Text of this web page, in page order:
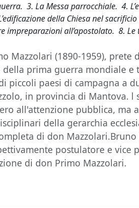
3. La Messa parrocchiale. 4.
della Chiesa nel
impreparazioni all’apostolato. 8.
Mazzolari (1890-1959),
prima guerra mondiale e
piccoli paesi di campagna a
in provincia di Mantova. l
all'attenzione pubblica, ma
della gerarchia
di don
postulatore e vice
di don Primo Mazzolari.